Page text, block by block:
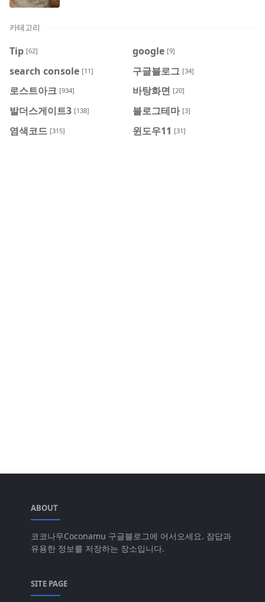
카테고리
Tip [62] google [9]
search console [11] 구글블로그 [34]
로스트아크 [934] 바탕화면 [20]
발더스게이트3 [138] 블로그테마 [3]
염색코드 [315] 윈도우11 [31]
ABOUT
코코나무Coconamu 구글블로그에 어서오세요. 잠답과
유용한 정보를 저장하는 장소입니다.
SITE PAGE